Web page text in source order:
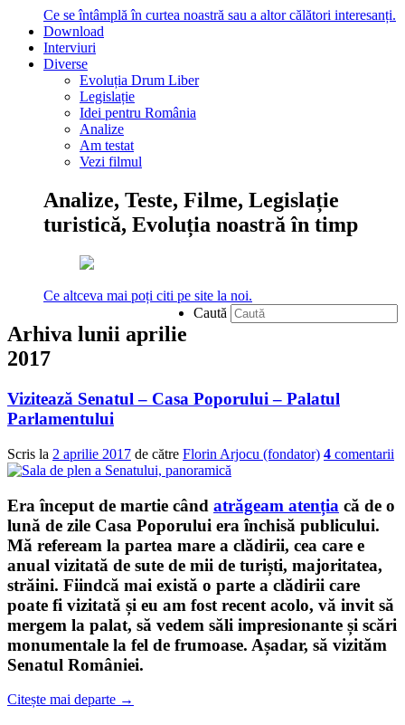
Ce se întâmplă în curtea noastră sau a altor călători interesanți.
Download
Interviuri
Diverse
Evoluția Drum Liber
Legislație
Idei pentru România
Analize
Am testat
Vezi filmul
Analize, Teste, Filme, Legislație
turistică, Evoluția noastră în timp
Ce altceva mai poți citi pe site la noi.
Caută
Arhiva lunii aprilie
2017
Vizitează Senatul – Casa Poporului – Palatul
Parlamentului
Scris la 2 aprilie 2017 de către Florin Arjocu (fondator) 4 comentarii
Era început de martie când atrăgeam atenția că de o
lună de zile Casa Poporului era închisă publicului.
Mă refeream la partea mare a clădirii, cea care e
anual vizitată de sute de mii de turiști, majoritatea,
străini. Fiindcă mai există o parte a clădirii care
poate fi vizitată și eu am fost recent acolo, vă invit să
mergem la palat, să vedem săli impresionante și scări
monumentale la fel de frumoase. Așadar, să vizităm
Senatul României.
Citește mai departe →